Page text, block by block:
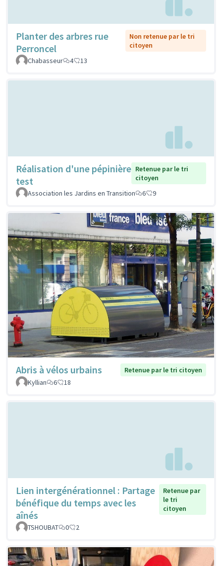
Planter des arbres rue
Perroncel
Non retenue par le tri
citoyen
Chabasseur
4 13
Réalisation d'une pépinière
test
Retenue par le tri
citoyen
Association les Jardins en Transition
6 9
Abris à vélos urbains
Retenue par le tri citoyen
Kyllian
6 18
Lien intergénérationnel : Partage
bénéfique du temps avec les
aînés
Retenue par
le tri
citoyen
TSHOUBAT 0 2